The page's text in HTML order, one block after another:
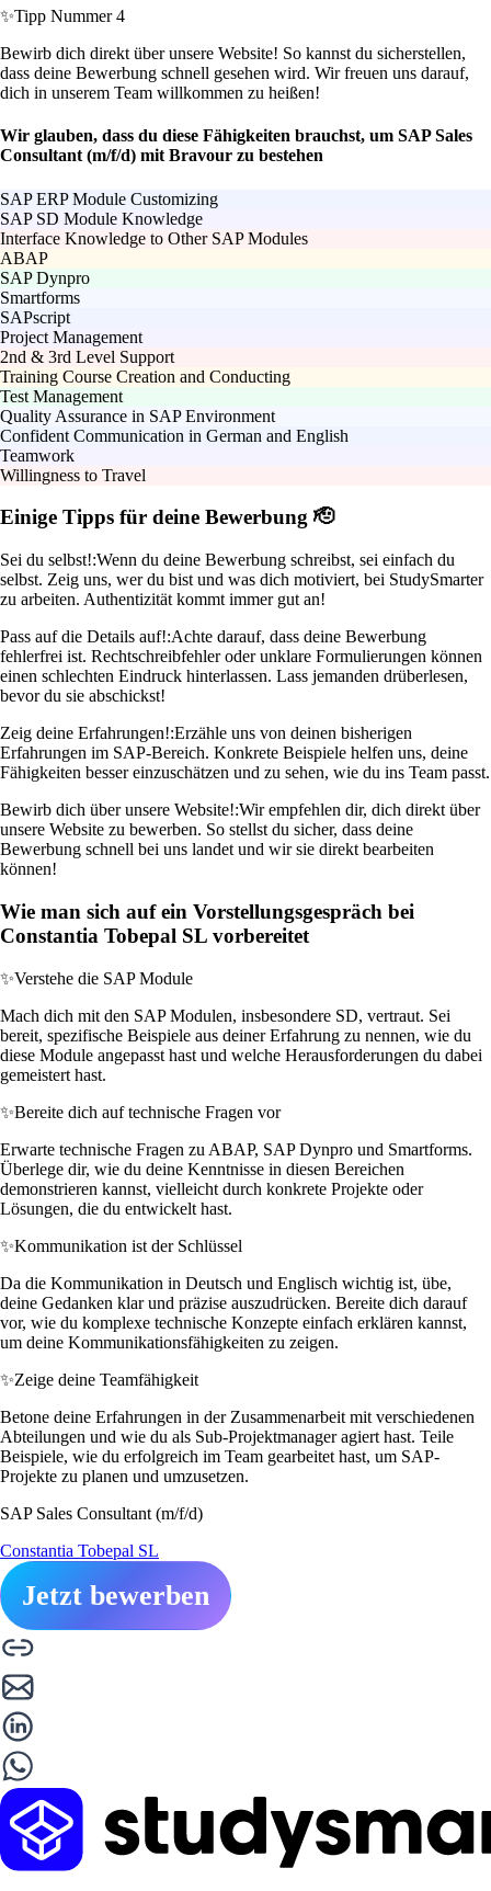
✨Tipp Nummer 4
Bewirb dich direkt über unsere Website! So kannst du sicherstellen,
dass deine Bewerbung schnell gesehen wird. Wir freuen uns darauf,
dich in unserem Team willkommen zu heißen!
Wir glauben, dass du diese Fähigkeiten brauchst, um SAP Sales
Consultant (m/f/d) mit Bravour zu bestehen
SAP ERP Module Customizing
SAP SD Module Knowledge
Interface Knowledge to Other SAP Modules
ABAP
SAP Dynpro
Smartforms
SAPscript
Project Management
2nd & 3rd Level Support
Training Course Creation and Conducting
Test Management
Quality Assurance in SAP Environment
Confident Communication in German and English
Teamwork
Willingness to Travel
Einige Tipps für deine Bewerbung 🫡
Sei du selbst!:Wenn du deine Bewerbung schreibst, sei einfach du
selbst. Zeig uns, wer du bist und was dich motiviert, bei StudySmarter
zu arbeiten. Authentizität kommt immer gut an!
Pass auf die Details auf!:Achte darauf, dass deine Bewerbung
fehlerfrei ist. Rechtschreibfehler oder unklare Formulierungen können
einen schlechten Eindruck hinterlassen. Lass jemanden drüberlesen,
bevor du sie abschickst!
Zeig deine Erfahrungen!:Erzähle uns von deinen bisherigen
Erfahrungen im SAP-Bereich. Konkrete Beispiele helfen uns, deine
Fähigkeiten besser einzuschätzen und zu sehen, wie du ins Team passt.
Bewirb dich über unsere Website!:Wir empfehlen dir, dich direkt über
unsere Website zu bewerben. So stellst du sicher, dass deine
Bewerbung schnell bei uns landet und wir sie direkt bearbeiten
können!
Wie man sich auf ein Vorstellungsgespräch bei
Constantia Tobepal SL vorbereitet
✨Verstehe die SAP Module
Mach dich mit den SAP Modulen, insbesondere SD, vertraut. Sei
bereit, spezifische Beispiele aus deiner Erfahrung zu nennen, wie du
diese Module angepasst hast und welche Herausforderungen du dabei
gemeistert hast.
✨Bereite dich auf technische Fragen vor
Erwarte technische Fragen zu ABAP, SAP Dynpro und Smartforms.
Überlege dir, wie du deine Kenntnisse in diesen Bereichen
demonstrieren kannst, vielleicht durch konkrete Projekte oder
Lösungen, die du entwickelt hast.
✨Kommunikation ist der Schlüssel
Da die Kommunikation in Deutsch und Englisch wichtig ist, übe,
deine Gedanken klar und präzise auszudrücken. Bereite dich darauf
vor, wie du komplexe technische Konzepte einfach erklären kannst,
um deine Kommunikationsfähigkeiten zu zeigen.
✨Zeige deine Teamfähigkeit
Betone deine Erfahrungen in der Zusammenarbeit mit verschiedenen
Abteilungen und wie du als Sub-Projektmanager agiert hast. Teile
Beispiele, wie du erfolgreich im Team gearbeitet hast, um SAP-
Projekte zu planen und umzusetzen.
SAP Sales Consultant (m/f/d)
Constantia Tobepal SL
Jetzt bewerben